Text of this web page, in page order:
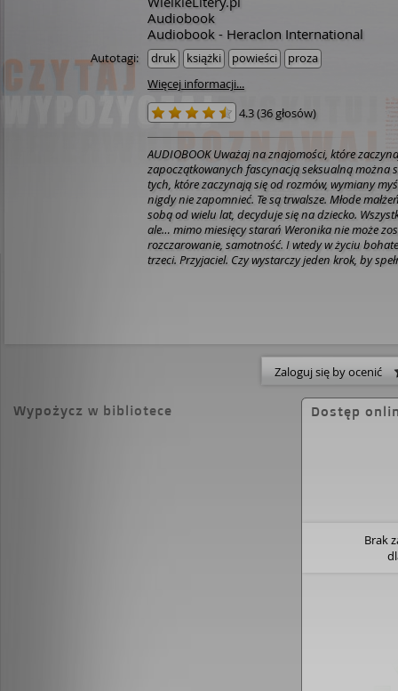
Audiobook
Audiobook - Heraclon International
Autotagi: druk książki powieści
proza
Więcej informacji...
4.3(36 głosów)
AUDIOBOOK Uważaj na znajomości, które
zapoczątkowanych fascynacją seksualną można
tych, które zaczynają się od rozmów, wymiany
nigdy nie zapomnieć. Te są trwalsze. Młode
sobą od wielu lat, decyduje się na dziecko.
ale… mimo miesięcy starań Weronika nie może
rozczarowanie, samotność. I wtedy w życiu
trzeci. Przyjaciel. Czy wystarczy jeden krok, by
pozostanie tylko słona morska woda – albo słone
Zaloguj się by ocenić
Wypożycz w bibliotece Dostęp
Brak